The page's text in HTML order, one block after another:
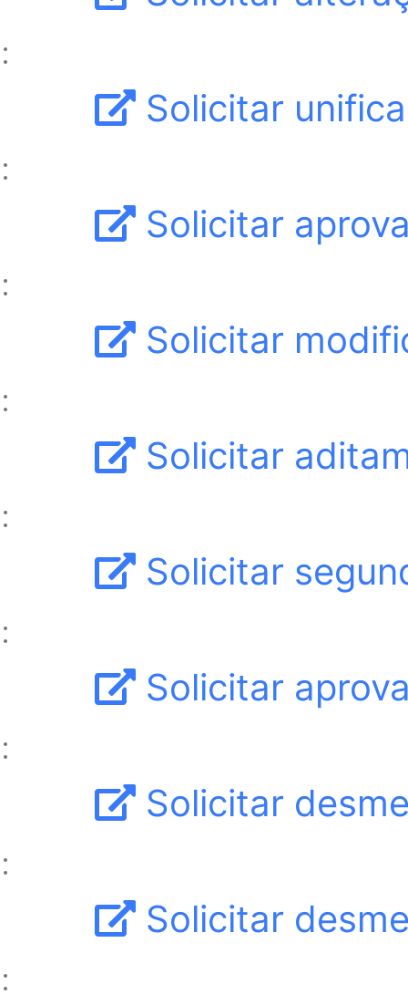
Solicitar
Solicitar
Solicitar
Solicitar
Solicitar
Solicitar
Solicitar
Solicitar